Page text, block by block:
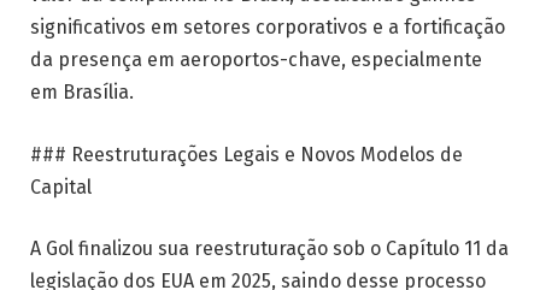
significativos em setores corporativos e a fortificação
da presença em aeroportos-chave, especialmente
em Brasília.
### Reestruturações Legais e Novos Modelos de
Capital
A Gol finalizou sua reestruturação sob o Capítulo 11 da
legislação dos EUA em 2025, saindo desse processo